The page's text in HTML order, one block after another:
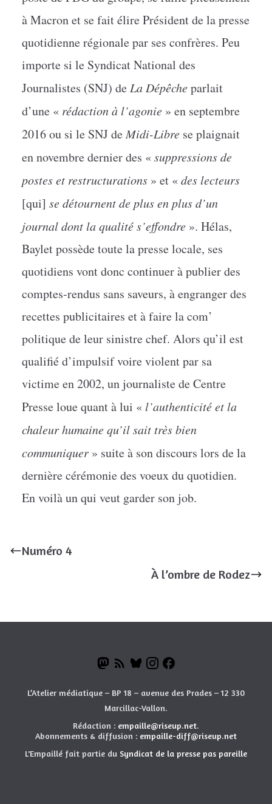
à Macron et se fait élire Président de la presse
quotidienne régionale par ses confrères. Peu
importe si le Syndicat National des
Journalistes (SNJ) deLa Dépêcheparlait
d’une « rédaction à l’agonie » en septembre
2016 ou si le SNJ deMidi-Libre se plaignait
en novembre dernier des «suppressions de
postes et restructurations » et «des lecteurs
[qui] se détournent de plus en plus d’un
journal dont la qualité s’effondre ». Hélas,
Baylet possède toute la presse locale, ses
quotidiens vont donc continuer à publier des
comptes-rendus sans saveurs, à engranger des
recettes publicitaires et à faire la com’
politique de leur sinistre chef. Alors qu’il est
qualifié d’impulsif voire violent par sa
victime en 2002, un journaliste de Centre
Presse loue quant à lui « l’authenticité et la
chaleur humaine qu’il sait très bien
communiquer » suite à son discours lors de la
dernière cérémonie des voeux du quotidien.
En voilà un qui veut garder son job.
Numéro 4
À l’ombre de Rodez
L’Atelier médiatique – BP 18 – avenue des Prades – 12 330
Marcillac-Vallon.
Rédaction : empaille@riseup.net.
Abonnements & diffusion : empaille-diff@riseup.net
L'Empaillé fait partie du Syndicat de la presse pas pareille